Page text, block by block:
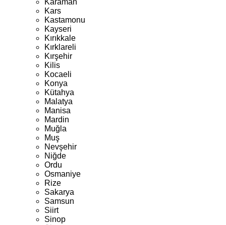
Karaman
Kars
Kastamonu
Kayseri
Kırıkkale
Kırklareli
Kırşehir
Kilis
Kocaeli
Konya
Kütahya
Malatya
Manisa
Mardin
Muğla
Muş
Nevşehir
Niğde
Ordu
Osmaniye
Rize
Sakarya
Samsun
Siirt
Sinop